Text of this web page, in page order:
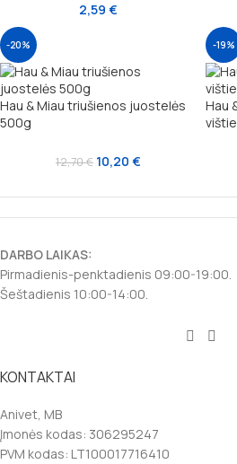
2,59 €
-20%
Hau & Miau triušienos juostelės
500g
12,70€ 10,20 €
-19%
Hau
DARBO LAIKAS:
Pirmadienis-penktadienis 09:00-19:00.
Šeštadienis 10:00-14:00.
KONTAKTAI
Anivet, MB
Įmonės kodas: 306295247
PVM kodas: LT100017716410